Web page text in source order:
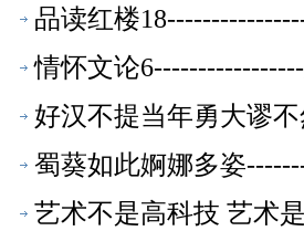
品读红楼
情怀文论
好汉不提当年勇大谬
蜀葵如此婀娜多姿
艺术不是高科技 艺术